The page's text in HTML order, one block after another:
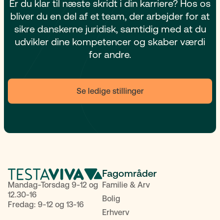
Er du klar til næste skridt i din karriere? Hos os
bliver du en del af et team, der arbejder for at
sikre danskerne juridisk, samtidig med at du
udvikler dine kompetencer og skaber værdi
for andre.
Se ledige stillinger
Mandag-Torsdag 9-12 og
12.30-16
Fredag: 9-12 og 13-16
Fagområder
Familie & Arv
Bolig
Erhverv